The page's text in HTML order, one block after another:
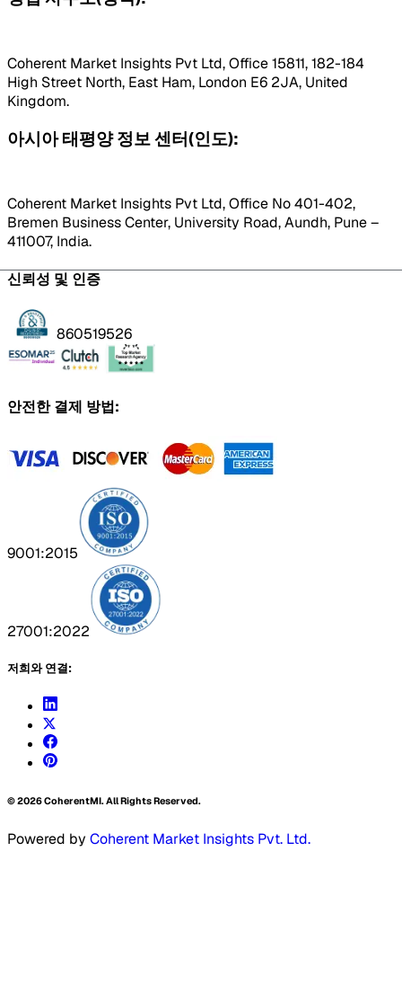
Coherent Market Insights Pvt Ltd, Office 15811, 182-184
High Street North, East Ham, London E6 2JA, United
Kingdom.
아시아 태평양 정보 센터(인도):
Coherent Market Insights Pvt Ltd, Office No 401-402,
Bremen Business Center, University Road, Aundh, Pune –
411007, India.
신뢰성 및 인증
860519526
안전한 결제 방법:
9001:2015
27001:2022
저희와 연결:
©2026CoherentMI. All Rights Reserved.
Powered by Coherent Market Insights Pvt. Ltd.